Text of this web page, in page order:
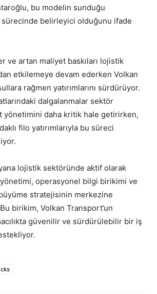
bu modelin sunduğu
sürecinde belirleyici olduğunu ifade
ve artan maliyet baskıları lojistik
etkilemeye devam ederken Volkan
rağmen yatırımlarını sürdürüyor.
dalgalanmalar sektör
yönetimini daha kritik hale getirirken,
filo yatırımlarıyla bu süreci
yana lojistik sektöründe aktif olarak
operasyonel bilgi birikimi ve
stratejisinin merkezine
birikim, Volkan Transport’un
güvenilir ve sürdürülebilir bir iş